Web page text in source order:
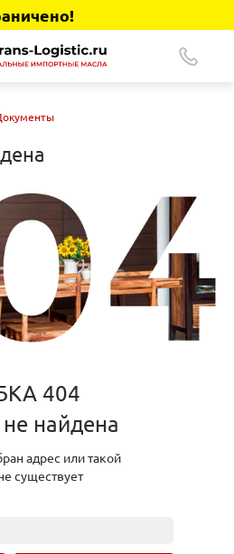
404
найдена
адрес или такой
существует